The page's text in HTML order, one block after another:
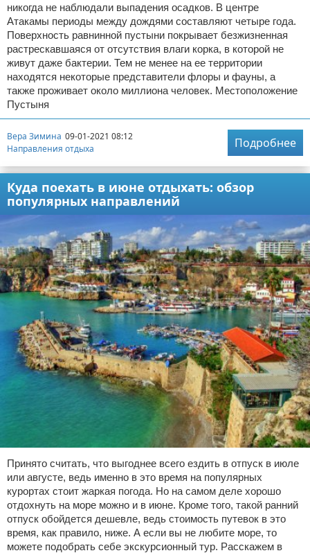
никогда не наблюдали выпадения осадков. В центре
Атакамы периоды между дождями составляют четыре года.
Поверхность равнинной пустыни покрывает безжизненная
растрескавшаяся от отсутствия влаги корка, в которой не
живут даже бактерии. Тем не менее на ее территории
находятся некоторые представители флоры и фауны, а
также проживает около миллиона человек. Местоположение
Пустыня
Вера Зимина 09-01-2021 08:12
Направления отдыха
Подробнее
Куда поехать в июне отдыхать: обзор
популярных направлений
Принято считать, что выгоднее всего ездить в отпуск в июле
или августе, ведь именно в это время на популярных
курортах стоит жаркая погода. Но на самом деле хорошо
отдохнуть на море можно и в июне. Кроме того, такой ранний
отпуск обойдется дешевле, ведь стоимость путевок в это
время, как правило, ниже. А если вы не любите море, то
можете подобрать себе экскурсионный тур. Расскажем в